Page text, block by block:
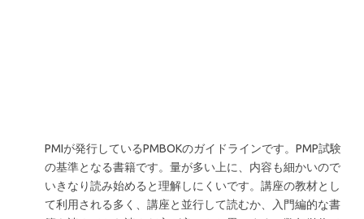
PMIが発行しているPMBOKのガイドラインです。PMP試験
の基準となる書籍です。量が多い上に、内容も細かいので
いきなり読み始めると理解しにくいです。講座の教材とし
て利用される多く、講座と並行して読むか、入門編的な書